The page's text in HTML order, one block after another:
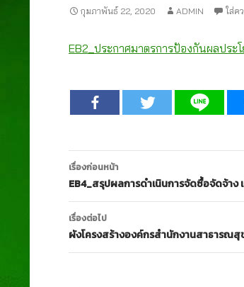
กุมภาพันธ์ 22, 2020 ADMIN ใส่ค
EB2_ประกาศมาตรการป้องกันผลประ
เมนู
นำทาง
เรื่อง
เรื่องก่อนหน้า
EB4_สรุปผลการดำเนินการจัดซื้อจัดจ้าง
เรื่องต่อไป
ผังโครงสร้างองค์กรสำนักงานสาธารณสุ